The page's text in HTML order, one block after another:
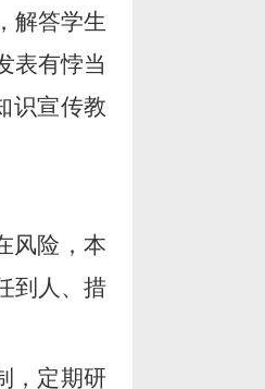
解答学生
表有悖当
识宣传教
风险，本
到人、措
，定期研